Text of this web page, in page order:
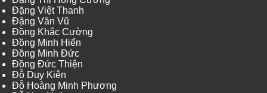
Đặng Việt Thanh
Đặng Văn Vũ
Đồng Khắc Cường
Đồng Minh Hiển
Đồng Minh Đức
Đồng Đức Thiện
Đỗ Duy Kiên
Đỗ Hoàng Minh Phương